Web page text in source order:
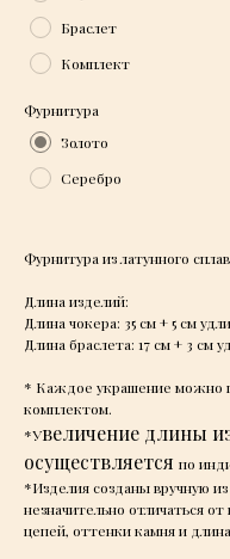
Брaслет
Комплект
Фурнитура
Золото
Серебро
Фурнитура из латунного
Длина изделий:
Длина чокера: 35 см + 5 см
Длина браслета: 17 см + 3 см
* Каждое украшение можно
комплектом.
*Увеличение длины
осуществляется по
*Изделия созданы вручную
незначительно отличаться
цепей, оттенки камня и